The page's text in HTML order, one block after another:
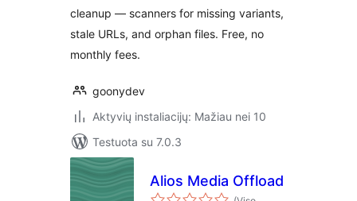
cleanup — scanners for missing variants,
stale URLs, and orphan files. Free, no
monthly fees.
goonydev
Aktyvių instaliacijų: Mažiau nei 10
Testuota su 7.0.3
Alios Media Offload